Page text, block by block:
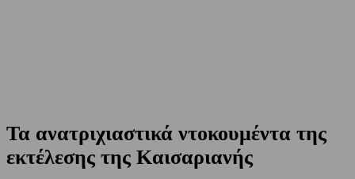
Τα ανατριχιαστικά ντοκουμέντα της
εκτέλεσης της Καισαριανής